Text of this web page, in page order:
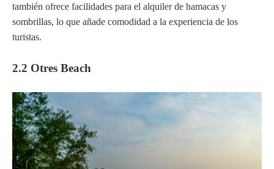
también ofrece facilidades para el alquiler de hamacas y
sombrillas, lo que añade comodidad a la experiencia de los
turistas.
2.2 Otres Beach